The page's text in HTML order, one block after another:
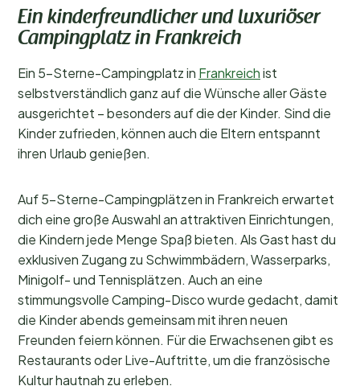
Beliebte Filter
Unterkunftstyp
Schwimmen
Allgemein
Sport und Freizeit
Ein kinderfreundlicher und luxuriöser
Campingplatz in Frankreich
Ein 5-Sterne-Campingplatz in Frankreichist
selbstverständlich ganz auf die Wünsche aller Gäste
ausgerichtet – besonders auf die der Kinder. Sind die
Kinder zufrieden, können auch die Eltern entspannt
ihren Urlaub genießen.
Auf 5-Sterne-Campingplätzen in Frankreich erwartet
dich eine große Auswahl an attraktiven Einrichtungen,
die Kindern jede Menge Spaß bieten. Als Gast hast du
exklusiven Zugang zu Schwimmbädern, Wasserparks,
Minigolf- und Tennisplätzen. Auch an eine
stimmungsvolle Camping-Disco wurde gedacht, damit
die Kinder abends gemeinsam mit ihren neuen
Freunden feiern können. Für die Erwachsenen gibt es
Restaurants oder Live-Auftritte, um die französische
Kultur hautnah zu erleben.